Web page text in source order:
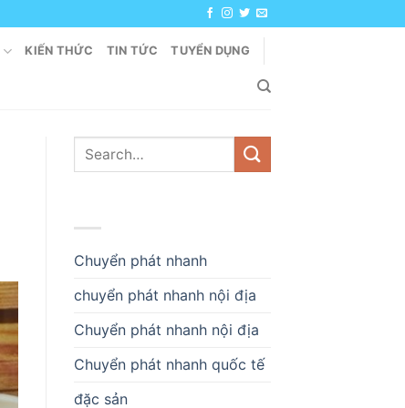
KIẾN THỨC TIN TỨC TUYỂN DỤNG
Chuyển phát nhanh
chuyển phát nhanh nội địa
Chuyển phát nhanh nội địa
Chuyển phát nhanh quốc tế
đặc sản